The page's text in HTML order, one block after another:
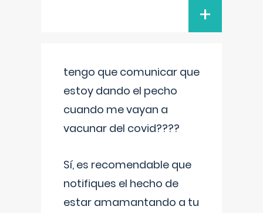
+
tengo que comunicar que
estoy dando el pecho
cuando me vayan a
vacunar del covid????
Sí, es recomendable que
notifiques el hecho de
estar amamantando a tu